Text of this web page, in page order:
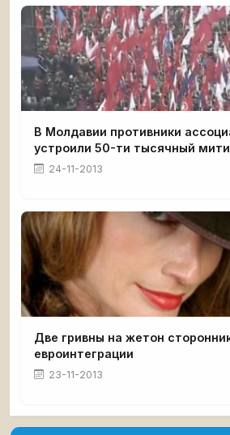
В Молдавии противники
устроили 50-ти тысячный
24-11-2013
Две гривны на жетон
евроинтеграции
23-11-2013